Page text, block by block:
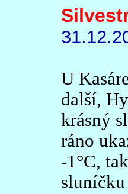
U
další,
krásný
ráno
-1°C,